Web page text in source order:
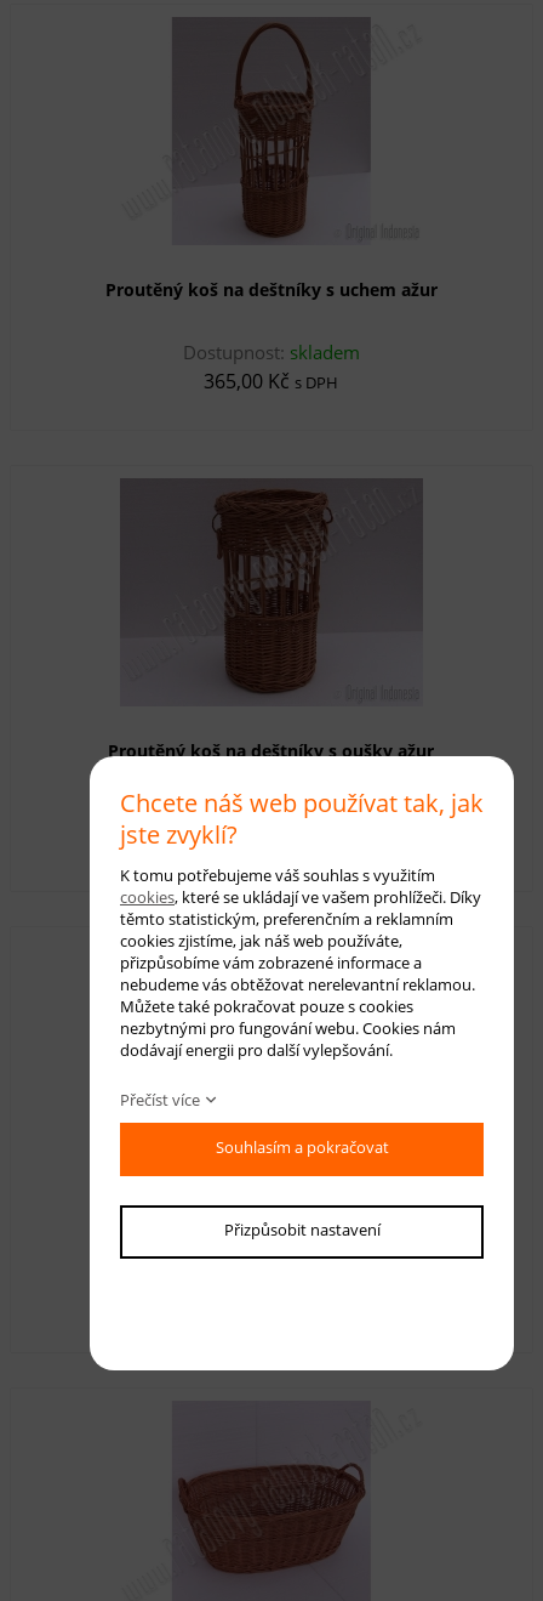
Proutěný koš na deštníky s uchem ažur
Dostupnost: skladem
365,00 Kč s DPH
Proutěný koš na deštníky s oušky ažur
Dostupnost:skladem
435,00 Kč
Proutěný koš na deštníky s uchem plný
Chcete náš web používat tak, jak
jste zvyklí?
K tomu potřebujeme váš souhlas s využitím
cookies, které se ukládají ve vašem prohlížeči. Díky
těmto statistickým, preferenčním a reklamním
cookies zjistíme, jak náš web používáte,
přizpůsobíme vám zobrazené informace a
nebudeme vás obtěžovat nerelevantní reklamou.
Můžete také pokračovat pouze s cookies
nezbytnými pro fungování webu. Cookies nám
dodávají energii pro další vylepšování.
Přečíst více
Souhlasím a pokračovat
Přizpůsobit nastavení